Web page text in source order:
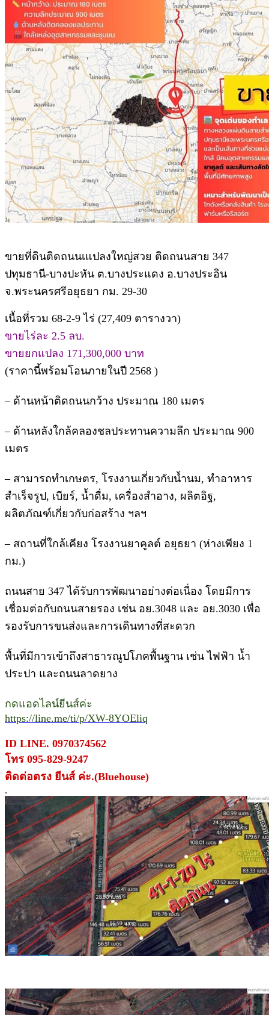
ขายที่ดินติดถนนเแปลงใหญ่สวย ติดถนนสาย 347
ปทุมธานี-บางปะหัน ต.บางประแดง อ.บางประอิน
จ.พระนครศรีอยุธยา กม. 29-30
เนื้อที่รวม 68-2-9 ไร่ (27,409 ตารางวา)
ขายไร่ละ 2.5 ลบ.
ขายยกแปลง 171,300,000 บาท
(ราคานี้พร้อมโอนภายในปี 2568 )
– ด้านหน้าติดถนนกว้าง ประมาณ 180 เมตร
– ด้านหลังใกล้คลองชลประทานความลึก ประมาณ 900
เมตร
– สามารถทำเกษตร, โรงงานเกี่ยวกับน้ำนม, ทำอาหาร
สำเร็จรูป, เบียร์, น้ำดื่ม, เครื่องสำอาง, ผลิตอิฐ,
ผลิตภัณฑ์เกี่ยวกับก่อสร้าง ฯลฯ
– สถานที่ใกล้เคียง โรงงานยาคูลต์ อยุธยา (ห่างเพียง 1
กม.)
ถนนสาย 347 ได้รับการพัฒนาอย่างต่อเนื่อง โดยมีการ
เชื่อมต่อกับถนนสายรอง เช่น อย.3048 และ อย.3030 เพื่อ
รองรับการขนส่งและการเดินทางที่สะดวก
พื้นที่มีการเข้าถึงสาธารณูปโภคพื้นฐาน เช่น ไฟฟ้า น้ำ
ประปา และถนนลาดยาง
กดแอดไลน์ยีนส์ค่ะ
https://line.me/ti/p/XW-8YOEliq
ID LINE. 0970374562
โทร 095-829-9247
ติดต่อตรง ยีนส์ ค่ะ.(Bluehouse)
.